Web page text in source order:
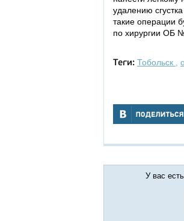
удалению
такие операции
по хирургии ОБ
Теги: Тобольск
У вас